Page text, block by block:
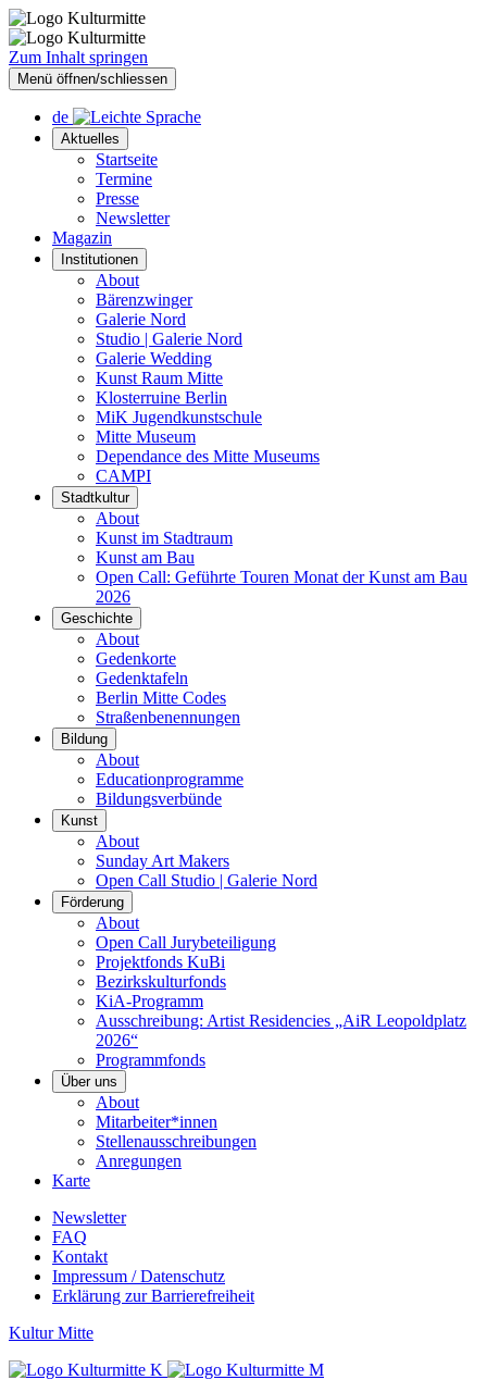
Zum Inhalt springen
Menü öffnen/schliessen
de
Aktuelles
Startseite
Termine
Presse
Newsletter
Magazin
Institutionen
About
Bärenzwinger
Galerie Nord
Studio | Galerie Nord
Galerie Wedding
Kunst Raum Mitte
Klosterruine Berlin
MiK Jugendkunstschule
Mitte Museum
Dependance des Mitte Museums
CAMPI
Stadtkultur
About
Kunst im Stadtraum
Kunst am Bau
Open Call: Geführte Touren Monat der Kunst am Bau
2026
Geschichte
About
Gedenkorte
Gedenktafeln
Berlin Mitte Codes
Straßenbenennungen
Bildung
About
Educationprogramme
Bildungsverbünde
Kunst
About
Sunday Art Makers
Open Call Studio | Galerie Nord
Förderung
About
Open Call Jurybeteiligung
Projektfonds KuBi
Bezirkskulturfonds
KiA-Programm
Ausschreibung: Artist Residencies „AiR Leopoldplatz
2026“
Programmfonds
Über uns
About
Mitarbeiter*innen
Stellenausschreibungen
Anregungen
Karte
Newsletter
FAQ
Kontakt
Impressum / Datenschutz
Erklärung zur Barrierefreiheit
Kultur Mitte